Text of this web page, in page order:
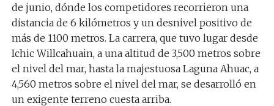
de junio, dónde los competidores recorrieron una
distancia de 6 kilómetros y un desnivel positivo de
más de 1100 metros. La carrera, que tuvo lugar desde
Ichic Willcahuain, a una altitud de 3,500 metros sobre
el nivel del mar, hasta la majestuosa Laguna Ahuac, a
4,560 metros sobre el nivel del mar, se desarrolló en
un exigente terreno cuesta arriba.